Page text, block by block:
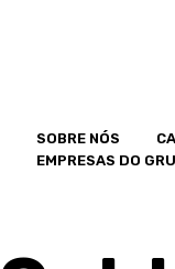
SOBRE NÓS
EMPRESAS DO